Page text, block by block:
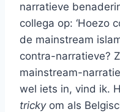
narratieve
collega op: ‘Hoezo
de mainstream
contra-narratieve?
mainstream-
wel iets in, vind ik.
trickyom als